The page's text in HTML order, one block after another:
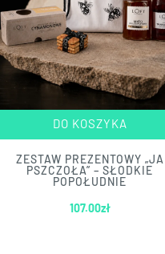
DO KOSZYKA
ZESTAW PREZENTOWY „JA
PSZCZOŁA” – SŁODKIE
POPOŁUDNIE
107.00zł